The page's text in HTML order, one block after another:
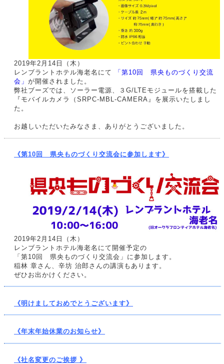
2019年2月14日（木）
レンブラントホテル海老名にて
「第10回 県央ものづくり交流
会」 が開催されました。
弊社ブーズでは、ソーラー電源、３G/LTEモジュールを搭載した
『モバイルカメラ（SRPC-MBL-CAMERA』を展示いたしまし
た。
お越しいただいたみなさま、ありがとうございました。
《第10回 県央ものづくり交流会に参加します》
2019年2月14日（木）
レンブラントホテル海老名にて開催予定の
「第10回 県央ものづくり交流会」に参加します。
稲林 章さん、辛坊 治郎さんの講演もあります。
ぜひお出かけください。
《明けましておめでとうございます》
《年末年始休業のお知らせ》
《社名変更のご挨拶 》